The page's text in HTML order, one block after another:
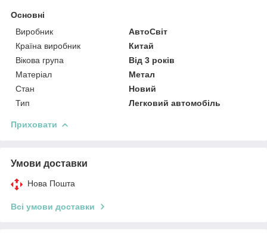
Основні
Виробник
АвтоСвіт
Країна виробник
Китай
Вікова група
Від 3 років
Матеріал
Метал
Стан
Новий
Тип
Легковий автомобіль
Приховати
Умови доставки
Нова Пошта
Всі умови доставки